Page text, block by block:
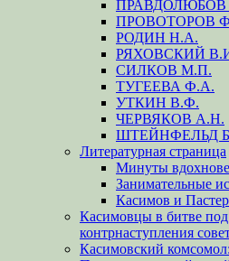
ПРАВДОЛЮБОВ
ПРОВОТОРОВ
РОДИН Н.А.
РЯХОВСКИЙ
СИЛКОВ М.П.
ТУГЕЕВА Ф.А.
УТКИН В.Ф.
ЧЕРВЯКОВ А.Н.
ШТЕЙНФЕЛЬД
Литературная страница
Минуты
Занимательные
Касимов и
Касимовцы в битве
контрнаступления
Касимовский